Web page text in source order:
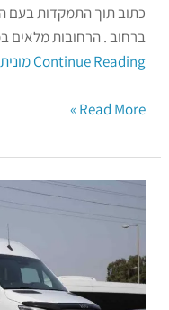
כתוב תוך התמקדות בעם
ברחוב . הרחובות מלאים
Continue Reading
Read More »